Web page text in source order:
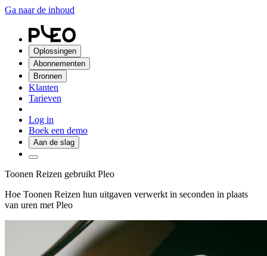
Ga naar de inhoud
Oplossingen
Abonnementen
Bronnen
Klanten
Tarieven
Log in
Boek een demo
Aan de slag
Toonen Reizen gebruikt Pleo
Hoe Toonen Reizen hun uitgaven verwerkt in seconden in plaats
van uren met Pleo